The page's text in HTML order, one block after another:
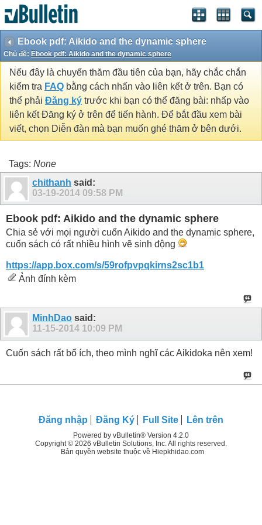
Ebook pdf: Aikido and the dynamic sphere
Chủ đề: Ebook pdf: Aikido and the dynamic sphere
Nếu đây là chuyến thăm đầu tiên của bạn, hãy chắc chắn
kiểm tra FAQ bằng cách nhấn vào liên kết ở trên. Bạn có
thể phải Đăng ký trước khi bạn có thể đăng bài: nhấp vào
liên kết Đăng ký ở trên để tiến hành. Để bắt đầu xem bài
viết, chọn Diễn đàn mà bạn muốn ghé thăm ở bên dưới.
Tags: None
chithanh said:
03-19-2014 09:58 PM
Ebook pdf: Aikido and the dynamic sphere
Chia sẻ với mọi người cuốn Aikido and the dynamic sphere,
cuốn sách có rất nhiều hình vẽ sinh động
https://app.box.com/s/59rofpvpqkirns2sc1b1
Ảnh đính kèm
MinhDao said:
11-15-2014 10:09 PM
Cuốn sách rất bổ ích, theo mình nghĩ các Aikidoka nên xem!
Đăng nhập Đăng Ký Full Site Lên trên
Powered by vBulletin® Version 4.2.0
Copyright © 2026 vBulletin Solutions, Inc. All rights reserved.
Bản quyền website thuộc về Hiepkhidao.com